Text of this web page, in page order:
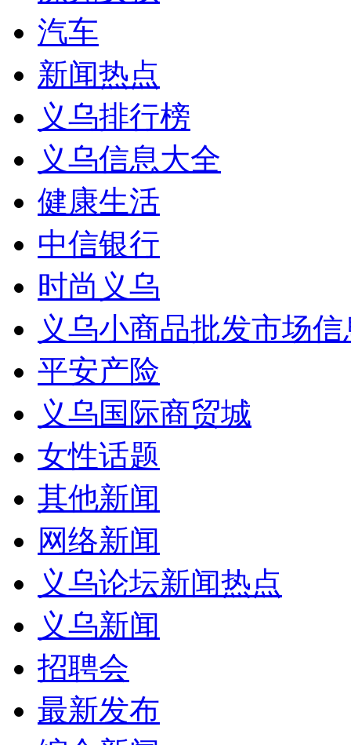
汽车
新闻热点
义乌排行榜
义乌信息大全
健康生活
中信银行
时尚义乌
义乌小商品批发市场
平安产险
义乌国际商贸城
女性话题
其他新闻
网络新闻
义乌论坛新闻热点
义乌新闻
招聘会
最新发布